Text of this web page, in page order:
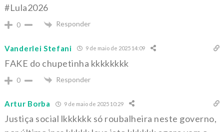
#Lula2026
0 Responder
Vanderlei Stefani 9 de maio de 2025 14:09
FAKE do chupetinha kkkkkkkk
0 Responder
Artur Borba 9 de maio de 2025 10:29
Justiça social lkkkkkk só roubalheira neste governo,